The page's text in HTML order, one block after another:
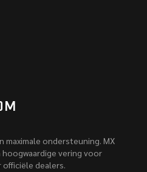
maximale ondersteuning. MX
hoogwaardige vering voor
dealers.